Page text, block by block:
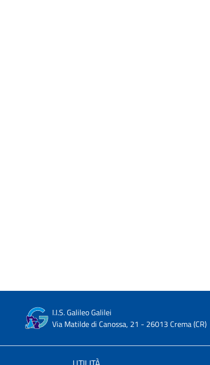
I.I.S. Galileo Galilei
Via Matilde di Canossa, 21 - 26013 Crema (CR)